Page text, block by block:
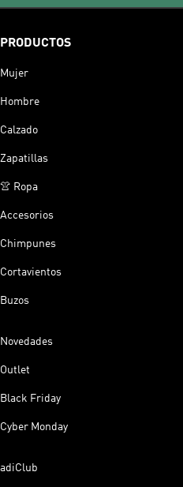
PRODUCTOS
Mujer
Hombre
Calzado
Zapatillas
👚 Ropa
Accesorios
Chimpunes
Cortavientos
Buzos
Novedades
Outlet
Black Friday
Cyber Monday
adiClub